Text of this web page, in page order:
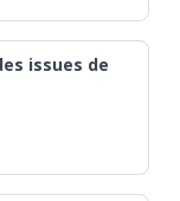
issues de